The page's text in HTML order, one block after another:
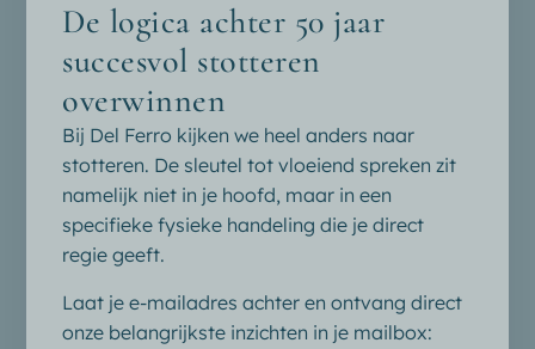
De logica achter 50 jaar
succesvol stotteren
overwinnen
Bij Del Ferro kijken we heel anders naar
stotteren. De sleutel tot vloeiend spreken zit
namelijk niet in je hoofd, maar in een
specifieke fysieke handeling die je direct
regie geeft.
Laat je e-mailadres achter en ontvang direct
onze belangrijkste inzichten in je mailbox: